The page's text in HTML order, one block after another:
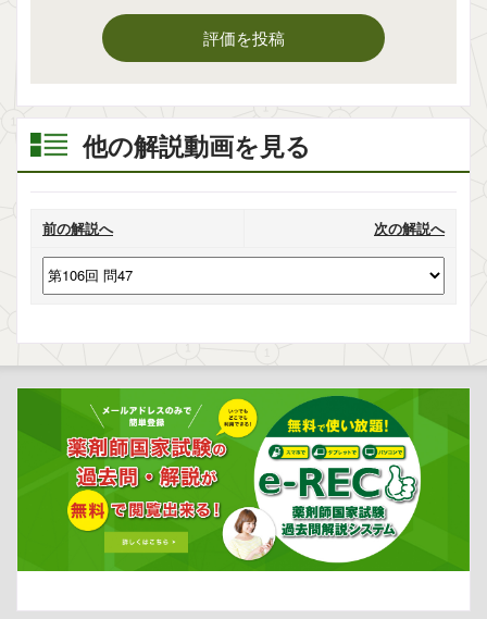
評価を投稿
他の解説動画を見る
前の解説へ 次の解説へ